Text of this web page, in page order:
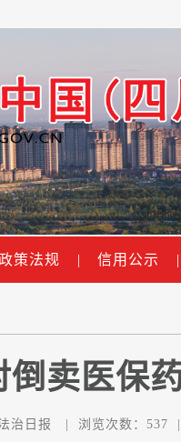
策法规 | 信用公示 |
倒卖医保
治日报 浏览次数： 537